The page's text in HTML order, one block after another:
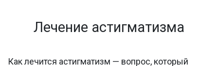
Лечение астигматизма
Как лечится астигматизм — вопрос, который